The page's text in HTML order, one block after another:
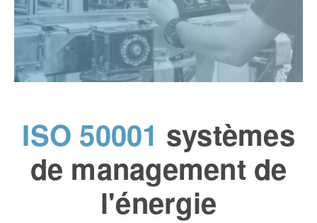
ISO 50001 systèmes
de management de
l'énergie